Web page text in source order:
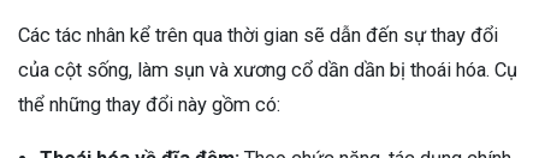
Các tác nhân kể trên qua thời gian sẽ dẫn đến sự thay đổi
của cột sống, làm sụn và xương cổ dần dần bị thoái hóa. Cụ
thể những thay đổi này gồm có: